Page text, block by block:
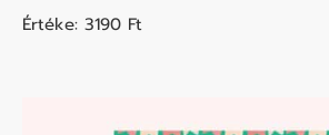
Értéke: 3190 Ft